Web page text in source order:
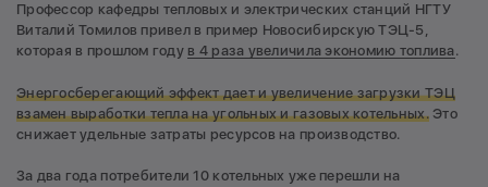
Профессор кафедры тепловых и электрических станций НГТУ
Виталий Томилов привел в пример Новосибирскую ТЭЦ-5,
которая в прошлом году в 4 раза увеличила экономию топлива .
Энергосберегающий эффект дает и увеличение загрузки ТЭЦ
взамен выработки тепла на угольных и газовых котельных.Это
снижает удельные затраты ресурсов на производство.
За два года потребители 10 котельных уже перешли на